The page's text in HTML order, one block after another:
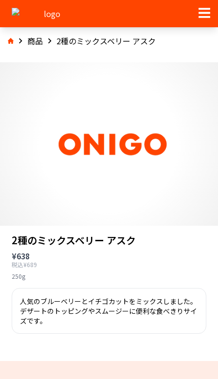
商品 2種のミックスベリー アスク
2種のミックスベリー アスク
¥638
税込¥689
250g
人気のブルーベリーとイチゴカットをミックスしました。
デザートのトッピングやスムージーに便利な食べきりサイ
ズです。